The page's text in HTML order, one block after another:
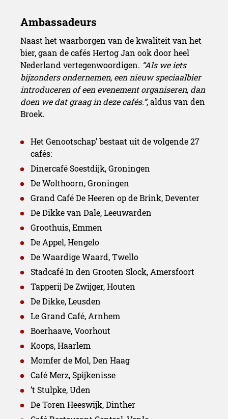
Naast het waarborgen van de kwaliteit van het
bier, gaan de cafés Hertog Jan ook door heel
Nederland vertegenwoordigen. “Als we iets
bijzonders ondernemen, een nieuw speciaalbier
introduceren of een evenement organiseren, dan
doen we dat graag in deze cafés.”, aldus van den
Broek.
Het Genootschap’ bestaat uit de volgende 27
cafés:
Dinercafé Soestdijk, Groningen
De Wolthoorn, Groningen
Grand Café De Heeren op de Brink, Deventer
De Dikke van Dale, Leeuwarden
Groothuis, Emmen
De Appel, Hengelo
De Waardige Waard, Twello
Stadcafé In den Grooten Slock, Amersfoort
Tapperij De Zwijger, Houten
De Dikke, Leusden
Le Grand Café, Arnhem
Boerhaave, Voorhout
Koops, Haarlem
Momfer de Mol, Den Haag
Café Merz, Spijkenisse
’t Stulpke, Uden
De Toren Heeswijk, Dinther